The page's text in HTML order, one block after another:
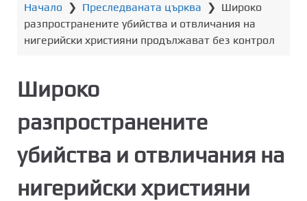
Начало ❯ Преследваната църква ❯ Широко
разпространените убийства и отвличания на
нигерийски християни продължават без контрол
Широко
разпространените
убийства и отвличания на
нигерийски християни